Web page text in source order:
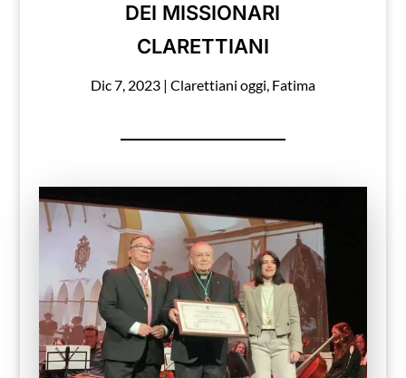
DEI MISSIONARI
CLARETTIANI
Dic 7, 2023| Clarettiani oggi, Fatima